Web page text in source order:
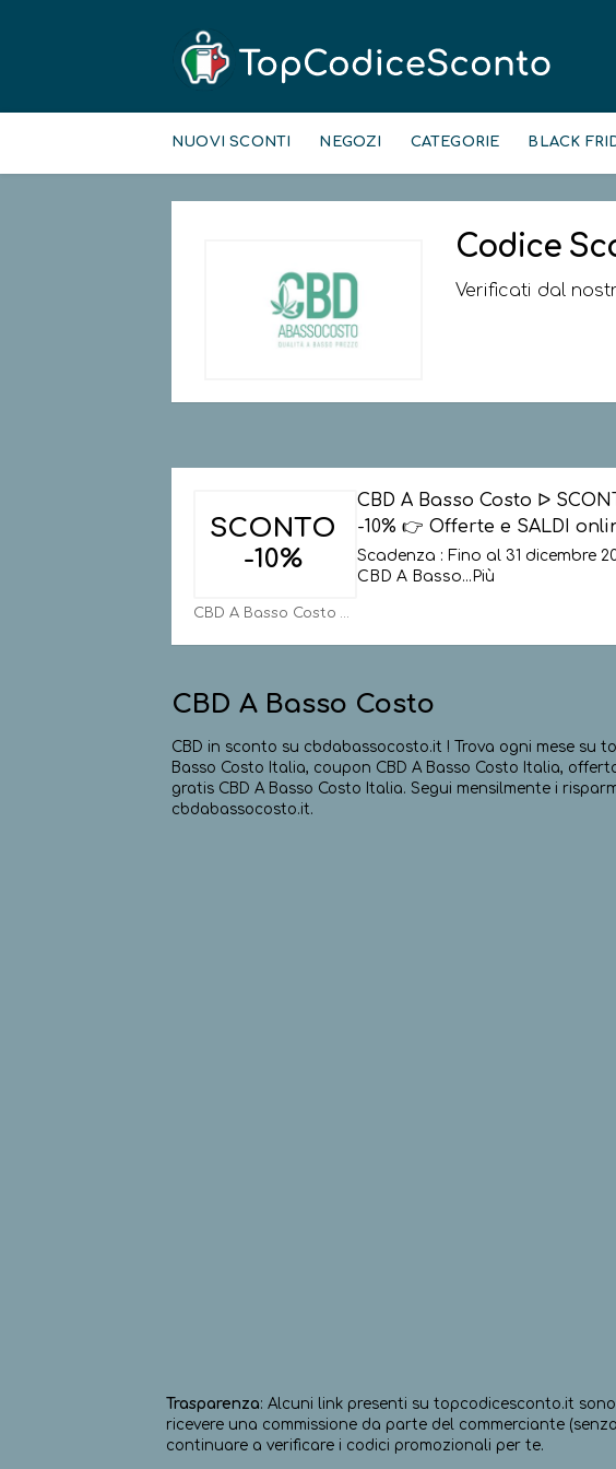
to
NUOVI SCONTI NEGOZI CATEGORIE BLACK
Codice
Verificati dal
SCONTO
-10%
CBD A Basso Costo Codici
CBD A Basso Costo ᐅ
-10% 👉 Offerte e SALDI
Scadenza : Fino al 31 dicembre
CBD A Basso... Più
CBD A Basso Costo
CBD in sconto su cbdabassocosto.it ! Trova ogni mese su
Basso Costo Italia, coupon CBD A Basso Costo Italia,
gratis CBD A Basso Costo Italia. Segui mensilmente i
cbdabassocosto.it.
Trasparenza: Alcuni link presenti su topcodicesconto.it
ricevere una commissione da parte del commerciante
continuare a verificare i codici promozionali per te.